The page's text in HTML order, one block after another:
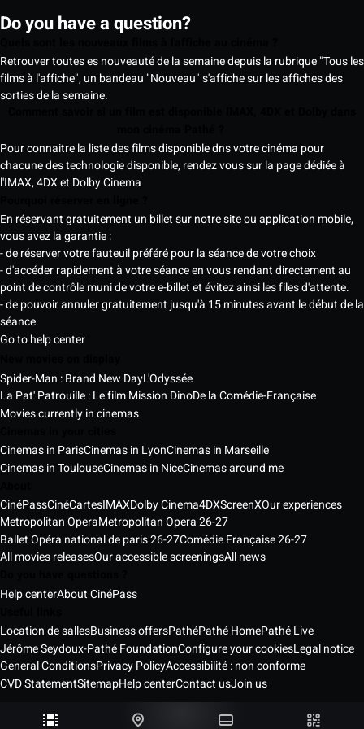
Do you have a question?
Retrouver toutes es nouveauté de la semaine depuis la rubrique "Tous les
films à l'affiche", un bandeau "Nouveau" s'affiche sur les affiches des
sorties de la semaine.
Pour connaitre la liste des films disponible dns votre cinéma pour
chacune des technologie disponible, rendez vous sur la page dédiée à
l'IMAX, 4DX et Dolby Cinema
En réservant gratuitement un billet sur notre site ou application mobile,
vous avez la garantie :
- de réserver votre fauteuil préféré pour la séance de votre choix
- d'accéder rapidement à votre séance en vous rendant directement au
point de contrôle muni de votre e-billet et évitez ainsi les files d'attente.
- de pouvoir annuler gratuitement jusqu'à 15 minutes avant le début de la
séance
Go to help center
Spider-Man : Brand New DayL'Odyssée
La Pat' Patrouille : Le film Mission DinoDe la Comédie-Française
Movies currently in cinemas
Cinemas in ParisCinemas in LyonCinemas in Marseille
Cinemas in ToulouseCinemas in NiceCinemas around me
CinéPassCinéCartesIMAXDolby Cinema4DXScreenXOur experiences
Metropolitan OperaMetropolitan Opera 26-27
Ballet Opéra national de paris 26-27Comédie Française 26-27
All movies releasesOur accessible screeningsAll news
Help centerAbout CinéPass
Location de sallesBusiness offersPathéPathé HomePathé Live
Jérôme Seydoux-Pathé FoundationConfigure your cookiesLegal notice
General ConditionsPrivacy PolicyAccessibilité : non conforme
CVD StatementSitemapHelp centerContact usJoin us
Pathé Cinémas Services © 2026